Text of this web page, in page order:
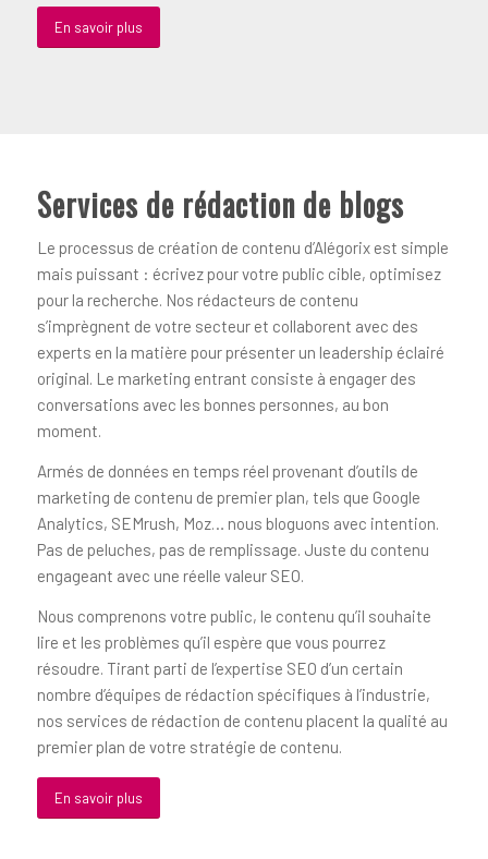
En savoir plus
Services de rédaction de blogs
Le processus de création de contenu d’Alégorix est simple
mais puissant : écrivez pour votre public cible, optimisez
pour la recherche. Nos rédacteurs de contenu
s’imprègnent de votre secteur et collaborent avec des
experts en la matière pour présenter un leadership éclairé
original. Le marketing entrant consiste à engager des
conversations avec les bonnes personnes, au bon
moment.
Armés de données en temps réel provenant d’outils de
marketing de contenu de premier plan, tels que Google
Analytics, SEMrush, Moz… nous bloguons avec intention.
Pas de peluches, pas de remplissage. Juste du contenu
engageant avec une réelle valeur SEO.
Nous comprenons votre public, le contenu qu’il souhaite
lire et les problèmes qu’il espère que vous pourrez
résoudre. Tirant parti de l’expertise SEO d’un certain
nombre d’équipes de rédaction spécifiques à l’industrie,
nos services de rédaction de contenu placent la qualité au
premier plan de votre stratégie de contenu.
En savoir plus